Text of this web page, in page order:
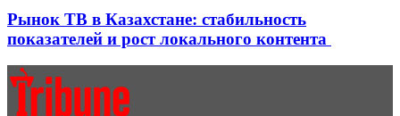
Рынок ТВ в Казахстане: стабильность
показателей и рост локального контента